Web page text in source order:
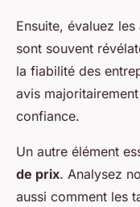
Ensuite, évaluez les
sont souvent
la fiabilité des
avis
confiance.
Un autre élément
de prix. Analysez
aussi comment les